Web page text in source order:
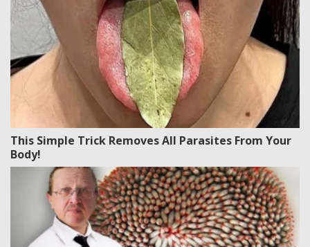
This Simple Trick Removes All Parasites From Your
Body!